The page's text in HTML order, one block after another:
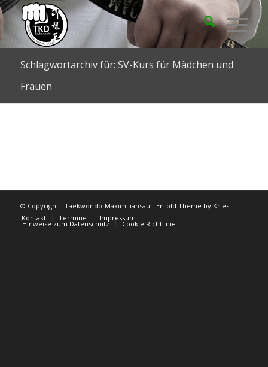
Schlagwortarchiv für: SV-Kurs für Mädchen und
Frauen
© Copyright - Taekwondo-Maximiliansau - Enfold Theme by Kriesi
Kontakt
Termine Impressum
Hinweise zum Datenschutz Cookie Richtlinie